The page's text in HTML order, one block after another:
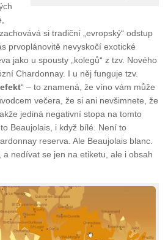
si tradiční „evropský“ odstup
prvoplánovitě nevyskočí exotické
jako u spousty „kolegů“ z tzv. Nového
Chardonnay. I u něj funguje tzv.
“ – to znamená, že víno vám může
večera, že si ani nevšimnete, že
jediná negativní stopa na tomto
Beaujolais, i když bílé. Není to
reserva. Ale Beaujolais blanc.
nedívat se jen na etiketu, ale i obsah